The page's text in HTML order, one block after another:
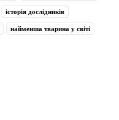
історія дослідників
найменша тварина у світі